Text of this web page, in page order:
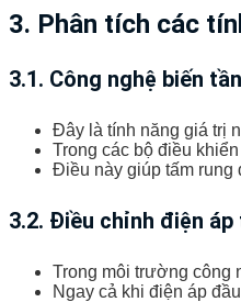
3. Phân tích các
3.1. Công nghệ biến
Đây là tính năng giá trị
Trong các bộ điều
Điều này giúp tấm rung
3.2. Điều chỉnh điện
Trong môi trường công
Ngay cả khi điện áp